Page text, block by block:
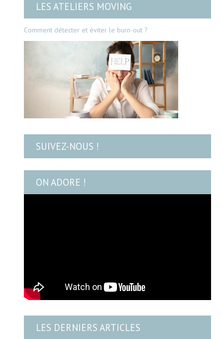
LES ATELIERS MOVING
Comment détecter et éviter le burn-out ?
SUIVEZ-NOUS !
ON ADORE !
LES DERNIERS ARTICLES